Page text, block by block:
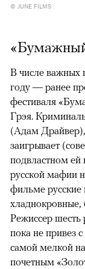
© JUNE FILMS
В числе важных
году — ранее
фестиваля
Грэя.
(Адам Драйвер),
заигрывает
подвластном
русской мафии
фильме русские
хладнокровные,
Режиссер шесть
пока не привез
самой мелкой
почетным